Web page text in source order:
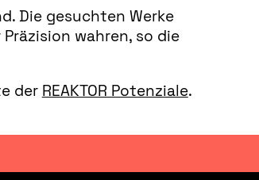
Die gesuchten Werke
wahren, so die
der REAKTOR Potenziale.